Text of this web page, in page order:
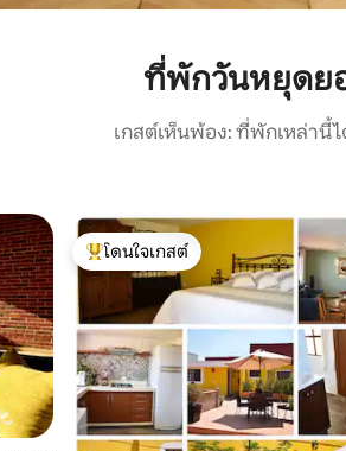
ที่พักวันหยุดยอ
เกสต์เห็นพ้อง: ที่พักเหล่านี้
โดนใจเกสต์ที่สุด
โดนใจเกสต์